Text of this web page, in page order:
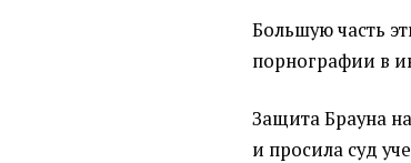
Большую часть
порнографии в
Защита Брауна
и просила суд